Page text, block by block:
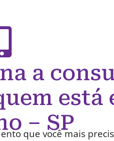
a
está
– SP
que você mais